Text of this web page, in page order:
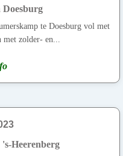
te Doesburg vol met
zolder- en...
Heerenberg